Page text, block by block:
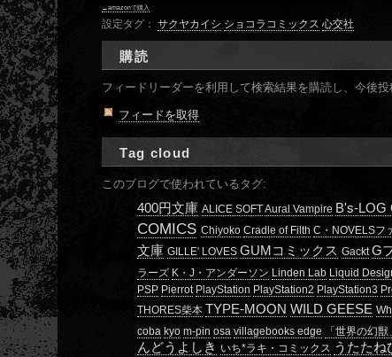
→amazonで購入
設定タグ：サクヤカイシ ショコラコミックス 心交社
購読
フィードリーダーを利用して検索結果を購読し、今後
フィードを取得
Tag cloud
このブログで使われているタグ:
400円文庫 ALICE SOFTAural Vampire B's-LOG
COMICS Chiyoko Cradle of Filth C・NOVELSフ
文庫 GILLE' LOVES GUMコミックス Gackt G
ラーズ K・J・アンダーソン Linden Lab Liquid
PSP Pierrot PlayStation PlayStation2 PlayStation3
THORES柴本 TYPE-MOON WILD GEESE
coba kyo m-pin osa villagebooks edge 「世界の幻
んどうよしき いち*ラキ・コミックス うたたね